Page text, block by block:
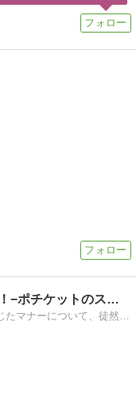
神様にだってマナーは必要です！−ポチケットのススメー
郵便局で働いて得た知識と、疑問に感じたマナーについて、徒然と書いてます。